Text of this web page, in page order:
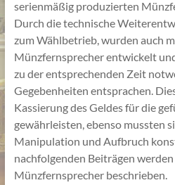
serienmäßig produzierten
Durch die technische
zum Wählbetrieb, wurden auch
Münzfernsprecher entwickelt
zu der entsprechenden Zeit
Gegebenheiten entsprachen.
Kassierung des Geldes für die
gewährleisten, ebenso mussten
Manipulation und Aufbruch
nachfolgenden Beiträgen
Münzfernsprecher beschrieben.